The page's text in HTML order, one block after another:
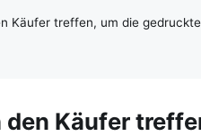
Käufer treffen, um die
den Käufer